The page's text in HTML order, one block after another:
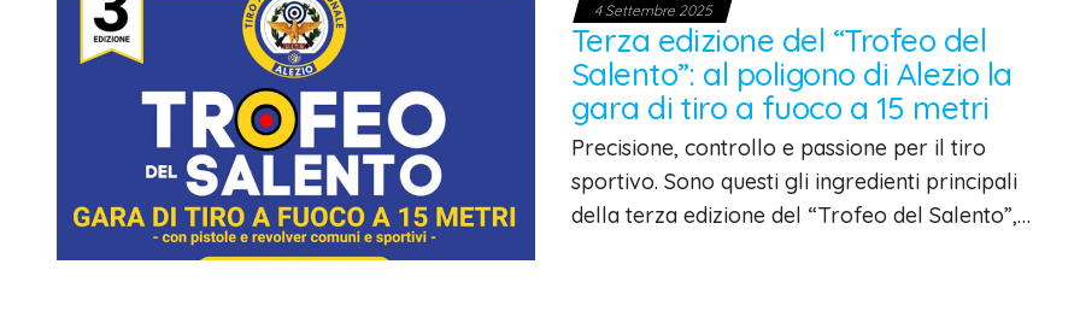
4 Settembre 2025
Terza edizione del “Trofeo del
Salento”: al poligono di Alezio la
gara di tiro a fuoco a 15 metri
Precisione, controllo e passione per il tiro
sportivo. Sono questi gli ingredienti principali
della terza edizione del “Trofeo del Salento”,…